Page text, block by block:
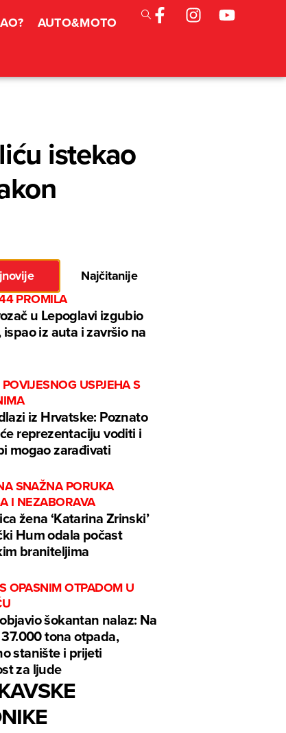
AUTO&MOTO
istekao
Najčitanije
PROMILA
u Lepoglavi izgubio
ispao iz auta i završio na
USPJEHA S
iz Hrvatske: Poznato
reprezentaciju voditi i
mogao zarađivati
SNAŽNA PORUKA
I NEZABORAVA
žena ‘Katarina Zrinski’
Hum odala počast
braniteljima
OPASNIM OTPADOM U
šokantan nalaz: Na
tona otpada,
stanište i prijeti
za ljude